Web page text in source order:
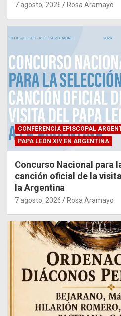
7 agosto, 2026 Rosa Aramayo
CONFERENCIA EPISCOPAL
PAPA LEÓN XIV EN ARGENTINA
Concurso Nacional para
canción oficial de la
la Argentina
7 agosto, 2026 Rosa Aramayo